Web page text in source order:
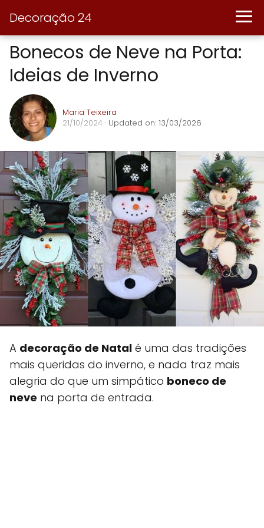
Decoração 24
Bonecos de Neve na Porta:
Ideias de Inverno
Maria Teixeira
21/10/2024 · Updated on: 13/03/2026
A decoração de Natal é uma das tradições
mais queridas do inverno, e nada traz mais
alegria do que um simpático boneco de
neve na porta de entrada.